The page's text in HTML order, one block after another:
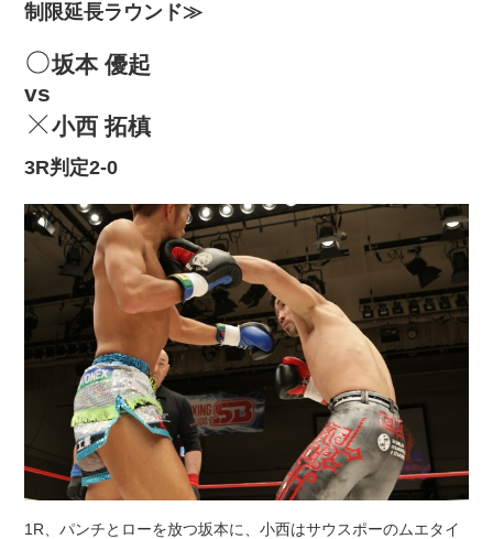
制限延長ラウンド≫
坂本 優起
vs
小西 拓槙
3R判定2-0
1R、パンチとローを放つ坂本に、小西はサウスポーのムエタイ